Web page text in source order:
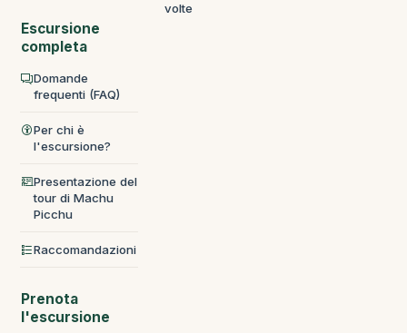
Escursione
completa
Domande
frequenti (FAQ)
Per chi è
l'escursione?
Presentazione del
tour di Machu
Picchu
Raccomandazioni
Prenota
l'escursione
volte